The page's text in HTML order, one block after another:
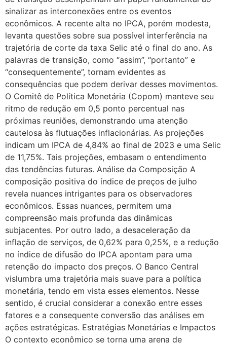
sinalizar as interconexões entre os eventos
econômicos. A recente alta no IPCA, porém modesta,
levanta questões sobre sua possível interferência na
trajetória de corte da taxa Selic até o final do ano. As
palavras de transição, como “assim”, “portanto” e
“consequentemente”, tornam evidentes as
consequências que podem derivar desses movimentos.
O Comitê de Política Monetária (Copom) manteve seu
ritmo de redução em 0,5 ponto percentual nas
próximas reuniões, demonstrando uma atenção
cautelosa às flutuações inflacionárias. As projeções
indicam um IPCA de 4,84% ao final de 2023 e uma Selic
de 11,75%. Tais projeções, embasam o entendimento
das tendências futuras. Análise da Composição A
composição positiva do índice de preços de julho
revela nuances intrigantes para os observadores
econômicos. Essas nuances, permitem uma
compreensão mais profunda das dinâmicas
subjacentes. Por outro lado, a desaceleração da
inflação de serviços, de 0,62% para 0,25%, e a redução
no índice de difusão do IPCA apontam para uma
retenção do impacto dos preços. O Banco Central
vislumbra uma trajetória mais suave para a política
monetária, tendo em vista esses elementos. Nesse
sentido, é crucial considerar a conexão entre esses
fatores e a consequente conversão das análises em
ações estratégicas. Estratégias Monetárias e Impactos
O contexto econômico se torna uma arena de